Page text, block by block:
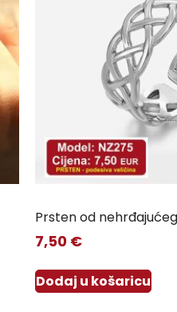
Prsten od
7,50 €
Dodaj u košaricu